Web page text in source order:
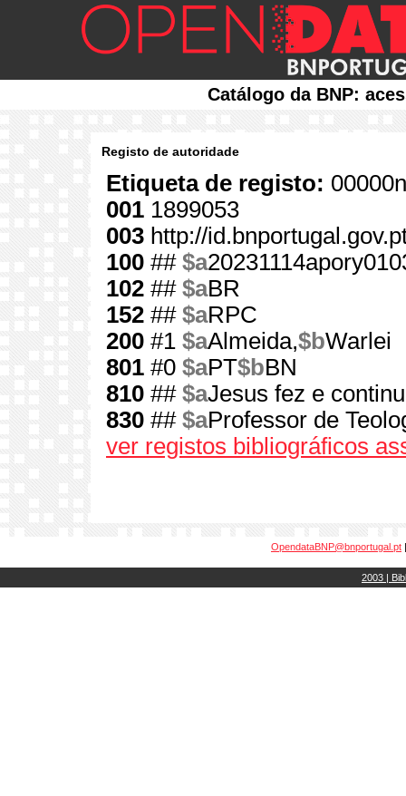
Catálogo da BNP:
Registo de autoridade
Etiqueta de registo:
001 1899053
003 http://
100 ## $a
102 ## $aBR
152 ## $aRPC
200 #1 $aAlmeida,$bWarlei
801 #0 $aPT$bBN
810 ## $aJesus fez e
830 ## $aProfessor de
ver registos bibliográficos
OpendataBNP@bnportugal.pt
2003 |